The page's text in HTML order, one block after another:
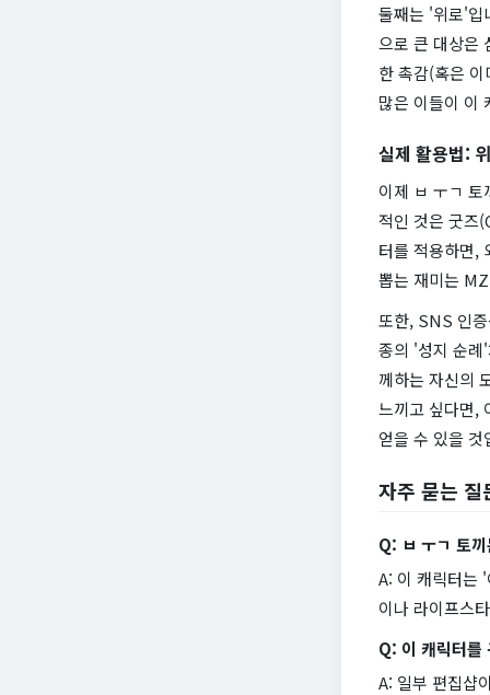
둘째는 '위로'입
으로 큰 대상은
한 촉감(혹은
많은 이들이 이
실제 활용법:
이제 ㅂ ㅜㄱ
적인 것은 굿즈
터를 적용하면,
뽑는 재미는
또한, SNS 인
종의 '성지 순례
께하는 자신의
느끼고 싶다면,
얻을 수 있을 것
자주 묻는
Q: ㅂ ㅜㄱ 토
A: 이 캐릭터는
이나 라이프스
Q: 이 캐릭터를
A: 일부 편집샵